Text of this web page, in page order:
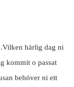
härlig dag ni
kommit o passat
behöver ni ett